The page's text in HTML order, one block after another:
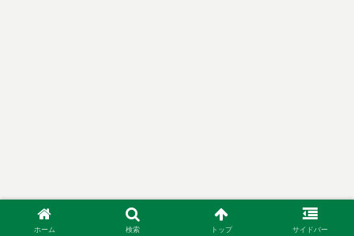
ホーム 検索 トップ サイドバー